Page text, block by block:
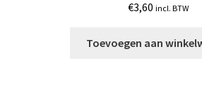
€3,60 incl. BTW
Toevoegen aan